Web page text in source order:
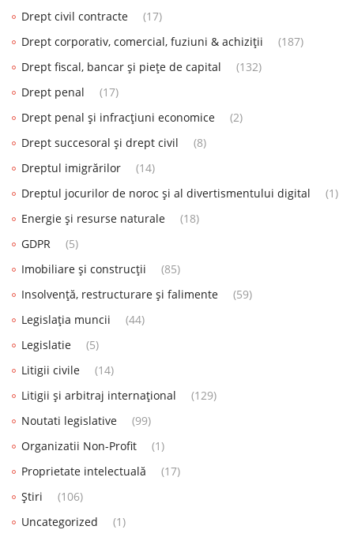
Drept civil contracte
(17)
Drept corporativ, comercial, fuziuni & achiziții
(187)
Drept fiscal, bancar și piețe de capital
(132)
Drept penal
(17)
Drept penal și infracțiuni economice
(2)
Drept succesoral și drept civil
(8)
Dreptul imigrărilor
(14)
Dreptul jocurilor de noroc și al divertismentului digital
(1)
Energie și resurse naturale
(18)
GDPR
(5)
Imobiliare și construcții
(85)
Insolvență, restructurare și falimente
(59)
Legislația muncii
(44)
Legislatie
(5)
Litigii civile
(14)
Litigii și arbitraj internațional
(129)
Noutati legislative
(99)
Organizatii Non-Profit
(1)
Proprietate intelectuală
(17)
Știri
(106)
Uncategorized
(1)